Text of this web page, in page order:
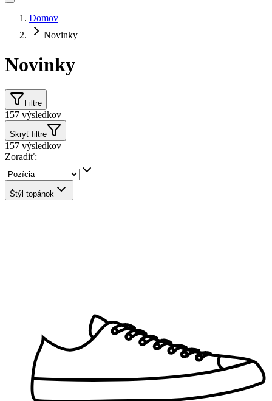
Domov
Novinky
Novinky
Filtre
157 výsledkov
Skryť filtre
157 výsledkov
Zoradiť:
Štýl topánok